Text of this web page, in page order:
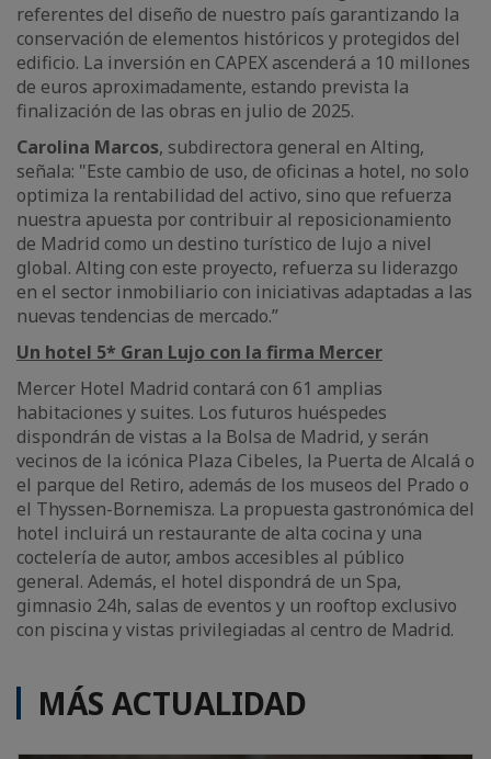
referentes del diseño de nuestro país garantizando la
conservación de elementos históricos y protegidos del
edificio. La inversión en CAPEX ascenderá a 10 millones
de euros aproximadamente, estando prevista la
finalización de las obras en julio de 2025.
Carolina Marcos, subdirectora general en Alting,
señala: "Este cambio de uso, de oficinas a hotel, no solo
optimiza la rentabilidad del activo, sino que refuerza
nuestra apuesta por contribuir al reposicionamiento
de Madrid como un destino turístico de lujo a nivel
global. Alting con este proyecto, refuerza su liderazgo
en el sector inmobiliario con iniciativas adaptadas a las
nuevas tendencias de mercado.”
Un hotel 5* Gran Lujo con la firma Mercer
Mercer Hotel Madrid contará con 61 amplias
habitaciones y suites. Los futuros huéspedes
dispondrán de vistas a la Bolsa de Madrid, y serán
vecinos de la icónica Plaza Cibeles, la Puerta de Alcalá o
el parque del Retiro, además de los museos del Prado o
el Thyssen-Bornemisza. La propuesta gastronómica del
hotel incluirá un restaurante de alta cocina y una
coctelería de autor, ambos accesibles al público
general. Además, el hotel dispondrá de un Spa,
gimnasio 24h, salas de eventos y un rooftop exclusivo
con piscina y vistas privilegiadas al centro de Madrid.
MÁS ACTUALIDAD